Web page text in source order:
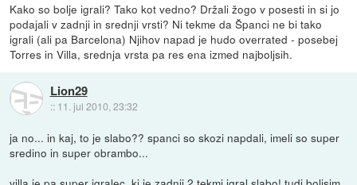
Kako so bolje igrali? Tako kot vedno? Držali žogo v posesti in si jo
podajali v zadnji in srednji vrsti? Ni tekme da Španci ne bi tako
igrali (ali pa Barcelona) Njihov napad je hudo overrated - posebej
Torres in Villa, srednja vrsta pa res ena izmed najboljsih.
Lion29
:: 11. jul 2010, 23:32
ja no... in kaj, to je slabo?? spanci so skozi napdali, imeli so super
sredino in super obrambo...